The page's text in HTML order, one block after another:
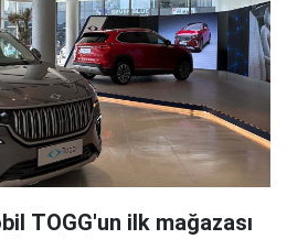
TOGG'un ilk mağazası